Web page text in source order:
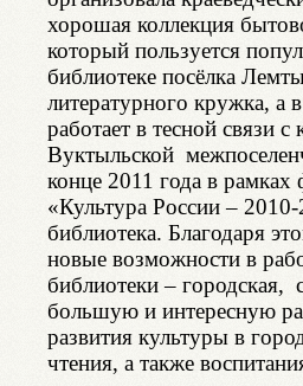
хорошая коллекция
который пользуется
библиотеке посёлка
литературного кружка, а
работает в тесной связи
Вуктыльской
конце 2011 года в
«Культура России –
библиотека. Благодаря
новые возможности в
библиотеки – городская,
большую и интересную
развития культуры в
чтения, а также